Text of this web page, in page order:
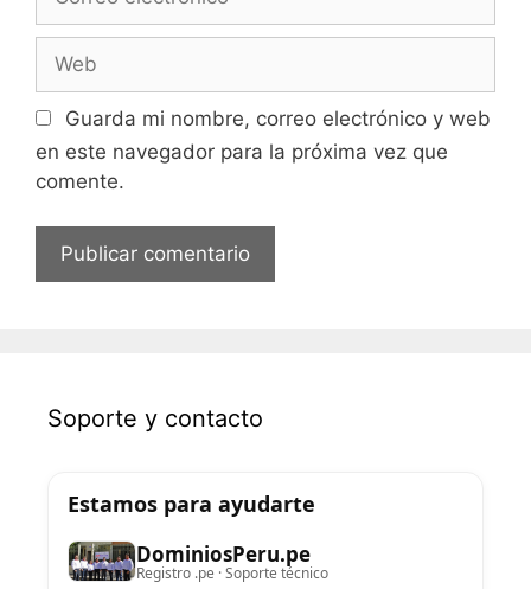
Guarda mi nombre, correo electrónico y web
en este navegador para la próxima vez que
comente.
Soporte y contacto
Estamos para ayudarte
DominiosPeru.pe
Registro .pe · Soporte técnico